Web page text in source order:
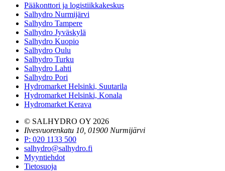
Pääkonttori ja logistiikkakeskus
Salhydro Nurmijärvi
Salhydro Tampere
Salhydro Jyväskylä
Salhydro Kuopio
Salhydro Oulu
Salhydro Turku
Salhydro Lahti
Salhydro Pori
Hydromarket Helsinki, Suutarila
Hydromarket Helsinki, Konala
Hydromarket Kerava
© SALHYDRO OY 2026
Ilvesvuorenkatu 10, 01900 Nurmijärvi
P: 020 1133 500
salhydro@salhydro.fi
Myyntiehdot
Tietosuoja